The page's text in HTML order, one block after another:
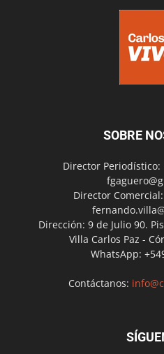
SOBRE
Director Periodístico:
Director
Dirección: 9 de Julio 90.
Villa Carlos Paz -
WhatsApp:
Contáctanos: